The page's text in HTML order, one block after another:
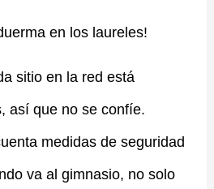
en los laureles!
sitio en la red está
así que no se confíe.
medidas de seguridad
va al gimnasio, no solo